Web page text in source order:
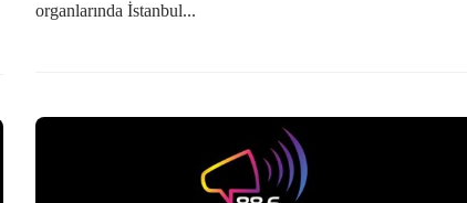
organlarında İstanbul...